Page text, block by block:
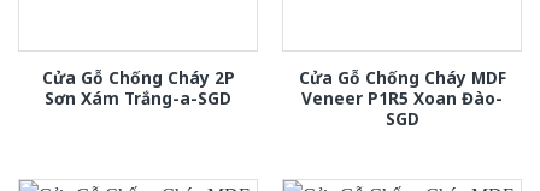
Cửa Gỗ Chống Cháy 2P
Sơn Xám Trắng-a-SGD
Cửa Gỗ Chống Cháy MDF
Veneer P1R5 Xoan Đào-
SGD